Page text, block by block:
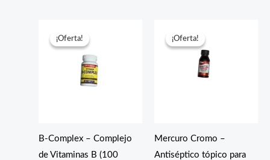
¡Oferta!
¡Oferta!
B-Complex – Complejo
de Vitaminas B (100
precio
original
$19.20.
actual
es:
$9.25.
¡Oferta!
¡Oferta!
Mercuro Cromo –
Antiséptico tópico para
precio
original
$15.25.
actual
es:
$2.45.